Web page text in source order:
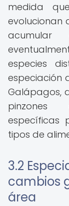
medida
evolucionan
acumular
especies
especiación
Galápagos,
pinzones
específicas
tipos de
3.2
cambios
área